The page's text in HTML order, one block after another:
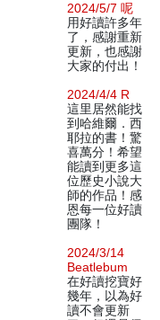
2024/5/7 呢
用好讀許多年
了，感謝重新
更新，也感謝
大家的付出！
2024/4/4 R
這里居然能找
到哈維爾．西
耶拉的書！驚
喜萬分！希望
能讀到更多這
位歷史小說大
師的作品！感
恩每一位好讀
團隊！
2024/3/14
Beatlebum
在好讀挖寶好
幾年，以為好
讀不會更新